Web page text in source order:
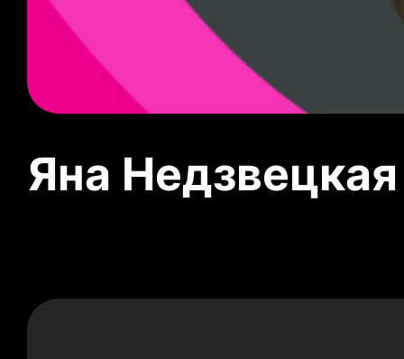
Яна Недзвецкая